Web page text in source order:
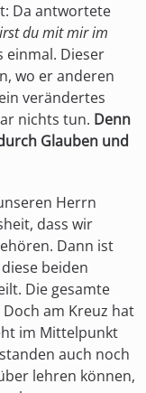
Da antwortete
du mit mir im
einmal. Dieser
wo er anderen
verändertes
nichts tun. Denn
Glauben und
Herrn
dass wir
Dann ist
beiden
Die gesamte
am Kreuz hat
im Mittelpunkt
auch noch
lehren können,